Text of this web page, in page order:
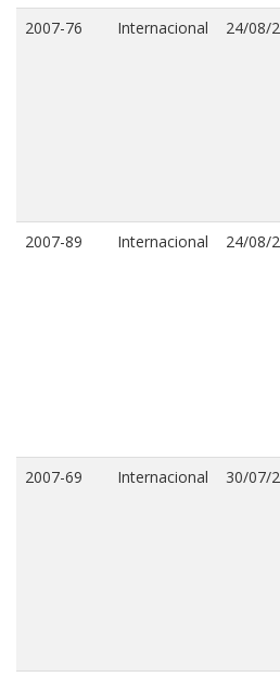
2007-76 Internacional 24/08/
2007-89 Internacional 24/08/
2007-69 Internacional 30/07/